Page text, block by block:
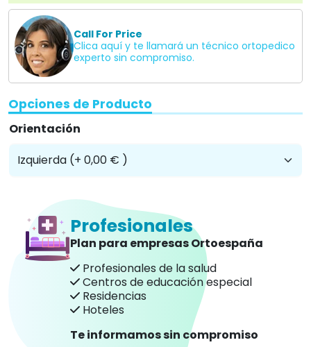
Call For Price
Clica aquí y te llamará un técnico ortopedico
experto sin compromiso.
Opciones de Producto
Orientación
Profesionales
Plan para empresas Ortoespaña
Profesionales de la salud
Centros de educación especial
Residencias
Hoteles
Te informamos sin compromiso